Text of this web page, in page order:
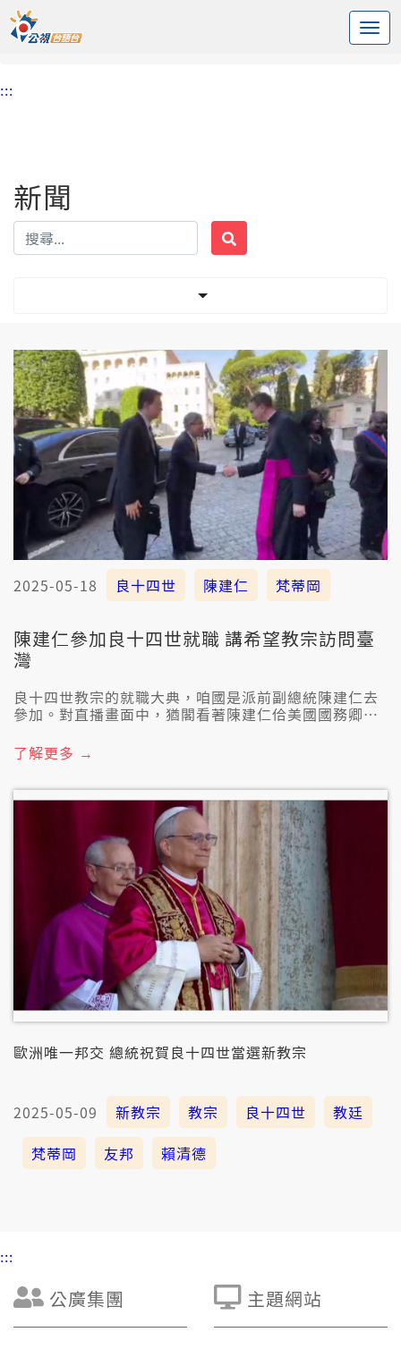
中央內容區塊
頭頁
:::
新聞
2025-05-18 良十四世 陳建仁 梵蒂岡
陳建仁參加良十四世就職 講希望教宗訪問臺
灣
良十四世教宗的就職大典，咱國是派前副總統陳建仁去
參加。對直播畫面中，猶閣看著陳建仁佮美國國務卿盧
賴總統對臺梵感情經營的向望，希望教宗未來有機會會
當來訪問臺灣。
了解更多 →
歐洲唯一邦交 總統祝賀良十四世當選新教宗
2025-05-09 新教宗 教宗 良十四世
教廷
梵蒂岡
友邦 賴清德
:::
公廣集團 主題網站